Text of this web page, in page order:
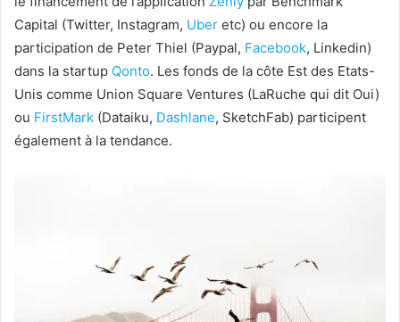
Capital (Twitter, Instagram, Uber etc) ou encore la
participation de Peter Thiel (Paypal, Facebook, Linkedin)
dans la startup Qonto. Les fonds de la côte Est des Etats-
Unis comme Union Square Ventures (LaRuche qui dit Oui)
ou FirstMark (Dataiku, Dashlane, SketchFab) participent
également à la tendance.